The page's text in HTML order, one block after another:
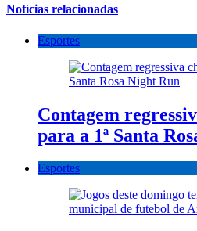
Notícias relacionadas
Esportes
Contagem
para a 1ª Santa
Esportes